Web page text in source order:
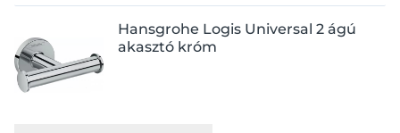
Hansgrohe Logis Universal 2 ágú
akasztó króm